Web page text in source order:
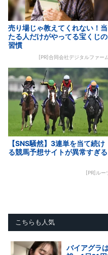
売り場じゃ教えてくれない！当
たる人だけがやってる宝くじの
習慣
[PR]合同会社デジタルファー
【SNS騒然】3連単を当て続け
る競馬予想サイトが異常すぎる
[PR]ルー
こちらも人気
バイアグラ